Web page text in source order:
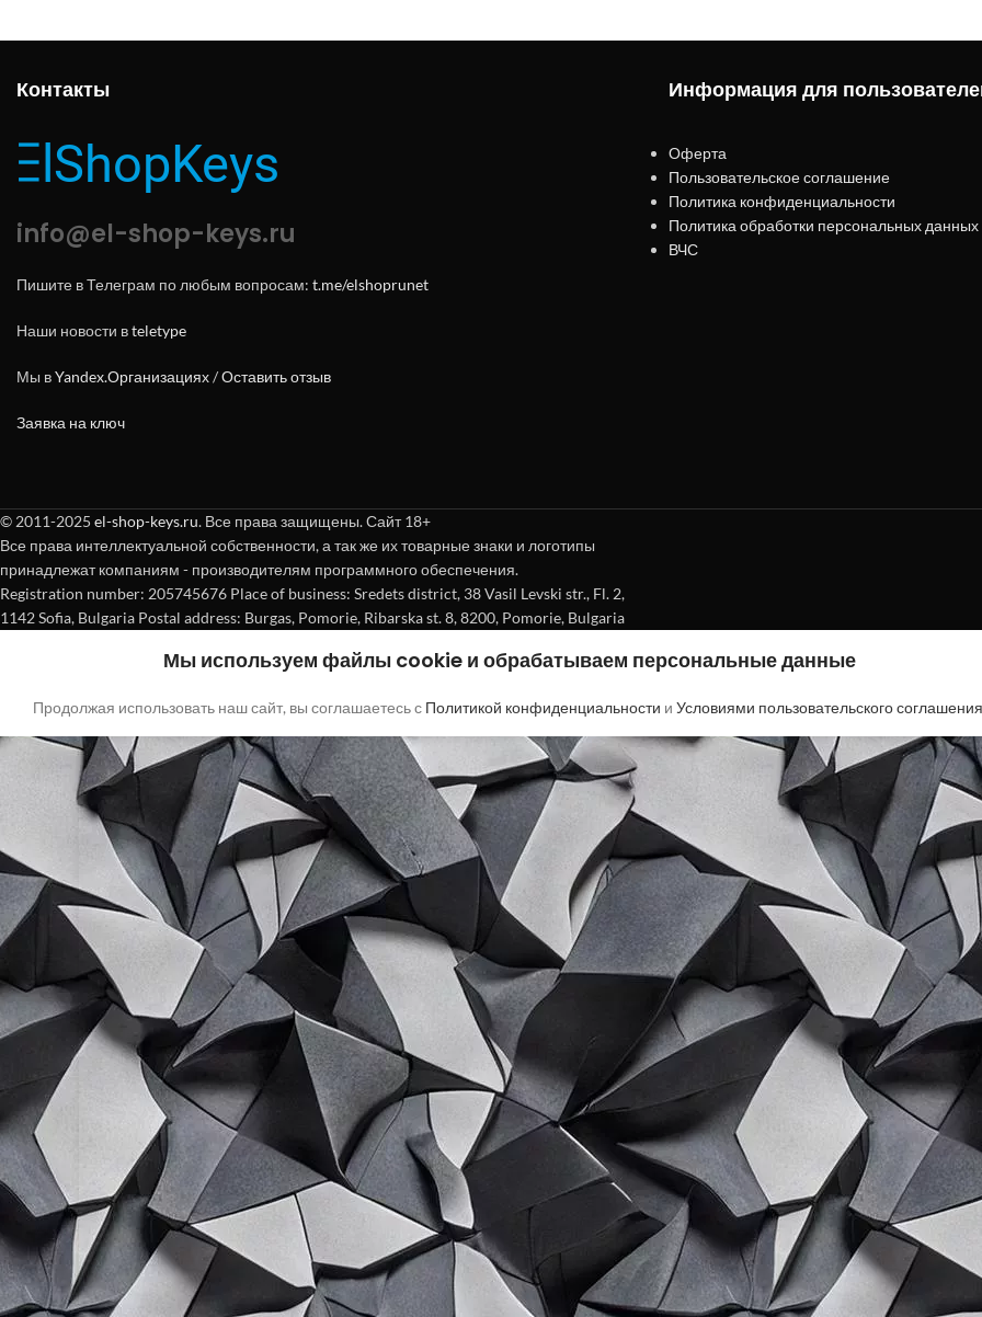
Контакты
info@el-shop-keys.ru
Пишите в Телеграм по любым вопросам: t.me/elshoprunet
Наши новости вteletype
Мы вYandex.Организациях/Оставить отзыв
Заявка на ключ
Информация для
Оферта
Пользовательское соглашение
Политика конфиденциальности
Политика обработки персональных данных
ВЧС
© 2011-2025 el-shop-keys.ru. Все права защищены. Сайт 18+
Все права интеллектуальной собственности, а так же их товарные знаки и логотипы
принадлежат компаниям - производителям программного обеспечения.
Registration number: 205745676 Place of business: Sredets district, 38 Vasil Levski str., Fl. 2,
1142 Sofia, Bulgaria Postal address: Burgas, Pomorie, Ribarska st. 8, 8200, Pomorie, Bulgaria
Мы используем файлы cookie и обрабатываем персональные данные
Продолжая использовать наш сайт, вы соглашаетесь с Политикой конфиденциальности и Условиями пользовательского соглашения